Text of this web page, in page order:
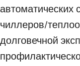
автоматических
чиллеров/
долговечной